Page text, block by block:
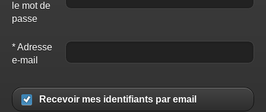
le mot de
passe
* Adresse
e-mail
Recevoir mes identifiants par email